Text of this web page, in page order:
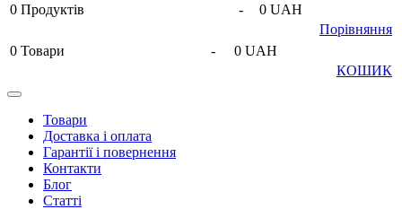
0 Продуктів -
0 UAH
Порівняння
0 Товари -
0 UAH
КОШИК
Товари
Доставка і оплата
Гарантії і повернення
Контакти
Блог
Статті